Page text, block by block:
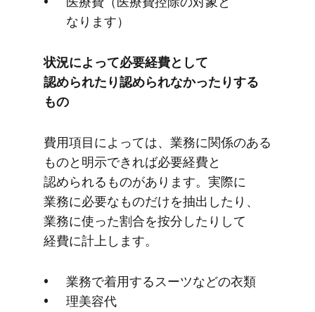
なります）
状況に​よって​必要経費と​して​
認められたり​認められなかったりする​
もの
費用項目に​よっては、​業務に​関係の​ある​
ものと​明示できれば​必要経費と​
認められる​ものが​あります。​実際に​
業務に​必要な​ものだけを​抽出したり、​
業務に​使った​割合を​按分したりして​
経費に​計上します。
業務で​着用する​スーツなどの​衣類
理美容代